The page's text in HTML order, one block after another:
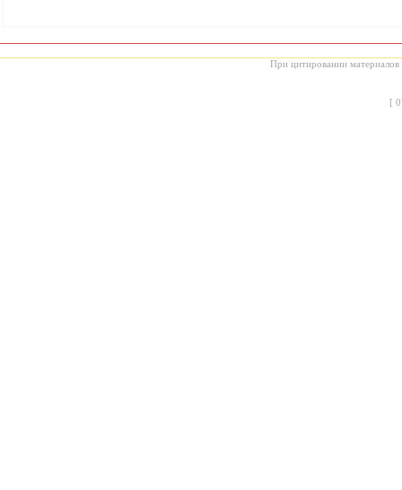
При цитировании материалов
[